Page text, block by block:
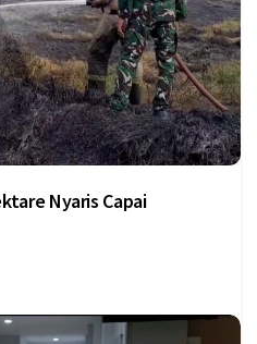
Nyaris Capai